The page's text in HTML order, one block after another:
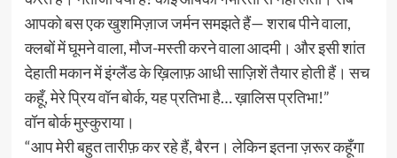
आपको बस एक खुशमिज़ाज जर्मन समझते हैं— शराब पीने वाला,
क्लबों में घूमने वाला, मौज-मस्ती करने वाला आदमी। और इसी शांत
देहाती मकान में इंग्लैंड के ख़िलाफ़ आधी साज़िशें तैयार होती हैं। सच
कहूँ, मेरे प्रिय वॉन बोर्क, यह प्रतिभा है… ख़ालिस प्रतिभा!”
वॉन बोर्क मुस्कुराया।
“आप मेरी बहुत तारीफ़ कर रहे हैं, बैरन। लेकिन इतना ज़रूर कहूँगा